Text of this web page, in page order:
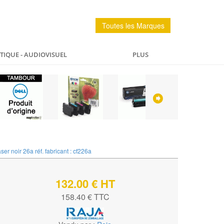
Toutes les Marques
- AUDIOVISUEL
SPORTS ET LOISIRS
PLUS
noir 26a réf. fabricant : cf226a
132.00 € HT
158.40 € TTC